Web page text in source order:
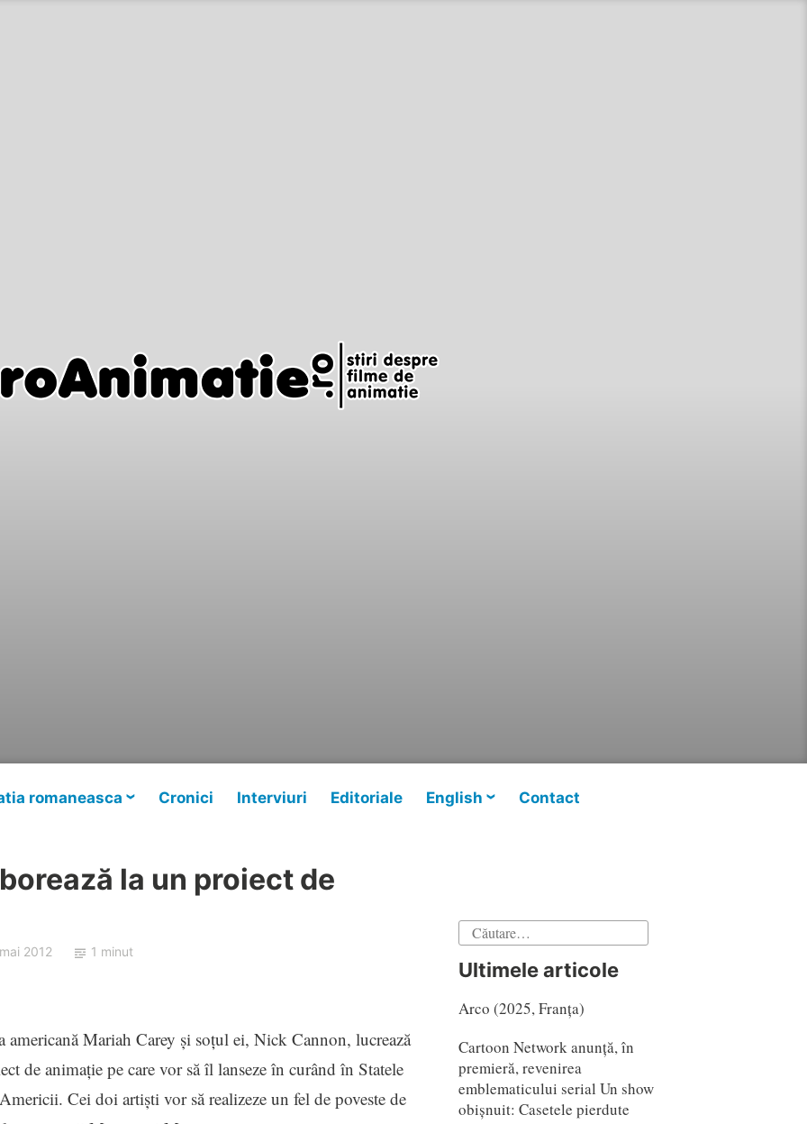
romaneasca Cronici Interviuri Editoriale English Contact
la un proiect de
2012 1 minut
americană Mariah Carey şi soţul ei, Nick Cannon, lucrează
de animaţie pe care vor să îl lanseze în curând în Statele
Cei doi artişti vor să realizeze un fel de poveste de
Caută
Ultimele articole
Arco (2025, Franța)
Cartoon Network anunță, în
premieră, revenirea
emblematicului serial Un show
obișnuit: Casetele pierdute